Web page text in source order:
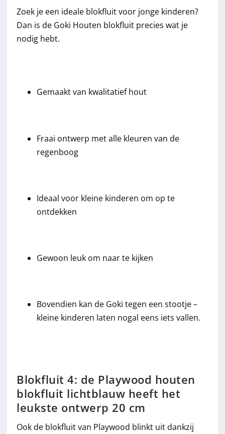
Zoek je een ideale blokfluit voor jonge kinderen?
Dan is de Goki Houten blokfluit precies wat je
nodig hebt.
Gemaakt van kwalitatief hout
Fraai ontwerp met alle kleuren van de
regenboog
Ideaal voor kleine kinderen om op te
ontdekken
Gewoon leuk om naar te kijken
Bovendien kan de Goki tegen een stootje –
kleine kinderen laten nogal eens iets vallen.
Blokfluit 4: de Playwood houten
blokfluit lichtblauw heeft het
leukste ontwerp 20 cm
Ook de blokfluit van Playwood blinkt uit dankzij